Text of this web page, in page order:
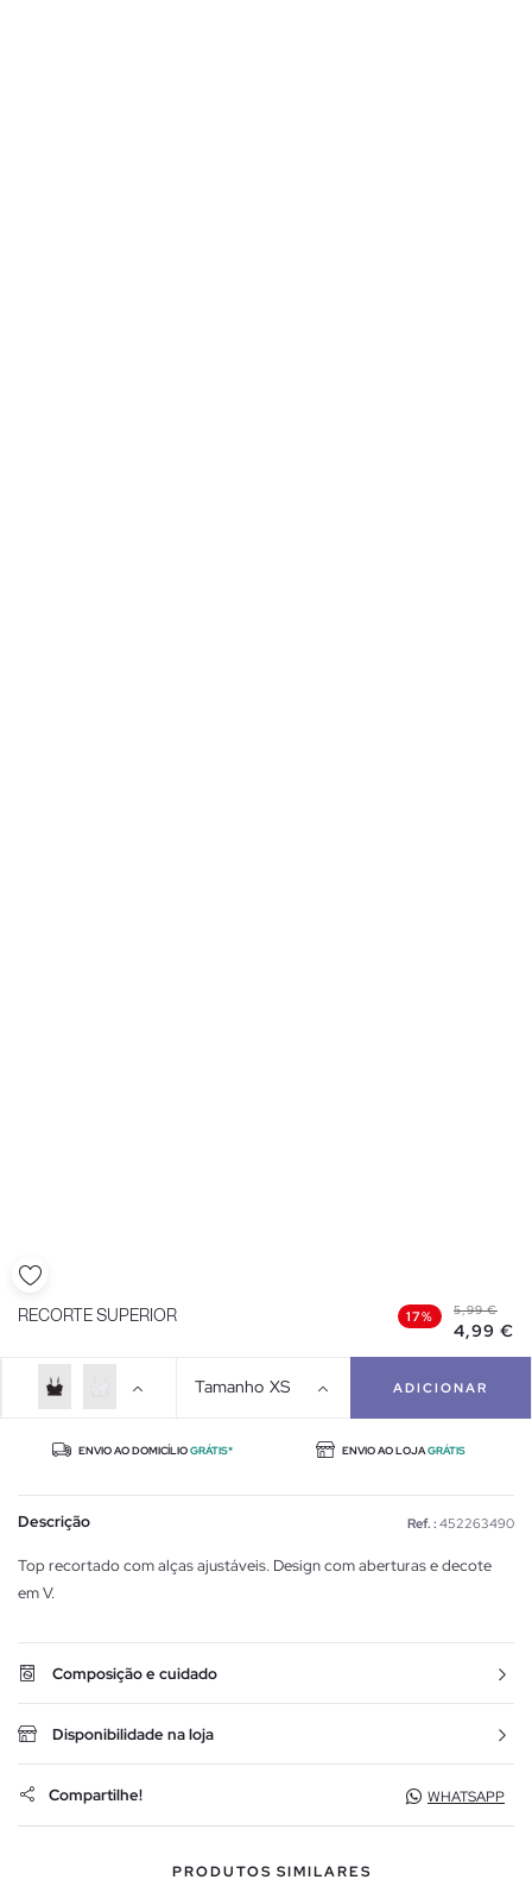
RECORTE SUPERIOR 17% 5,99 €
4,99 €
Tamanho XS ADICIONAR
ENVIO AO DOMICÍLIOGRÁTIS* ENVIO AO LOJAGRÁTIS
Descrição Ref. : 452263490
Top recortado com alças ajustáveis. Design com aberturas e decote
em V.
Composição e cuidado
Disponibilidade na loja
Compartilhe! WHATSAPP
PRODUTOS SIMILARES